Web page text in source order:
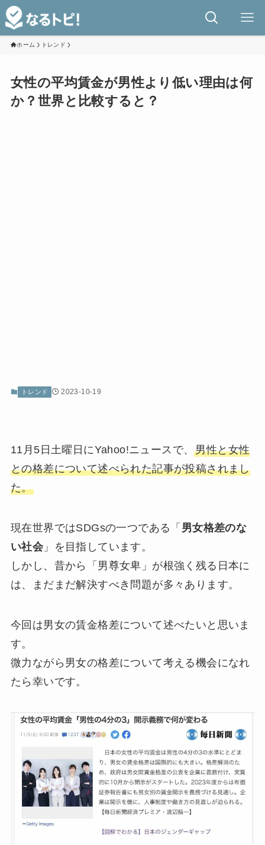
ホーム トレンド
女性の平均賃金が男性より低い理由は何
か？世界と比較すると？
トレンド 2023-10-19
11月5日土曜日にYahoo!ニュースで、男性と女性
との格差について述べられた記事が投稿されまし
た。
現在世界ではSDGsの一つである「 男女格差のな
い社会」を目指しています。
しかし、昔から「男尊女卑」が根強く残る日本に
は、まだまだ解決すべき問題が多々あります。
今回は男女の賃金格差について述べたいと思いま
す。
微力ながら男女の格差について考える機会になれ
たら幸いです。